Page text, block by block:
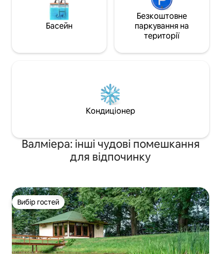
Басейн
Безкоштовне
паркування на
території
Кондиціонер
Валміера: інші чудові помешкання
для відпочинку
Вибір гостей
Вибір гостей